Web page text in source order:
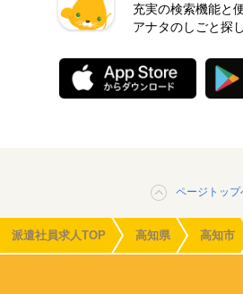
充実の検索機能と
アナタのしごと探
ページトップ
派遣社員求人TOP 高知県 高知市